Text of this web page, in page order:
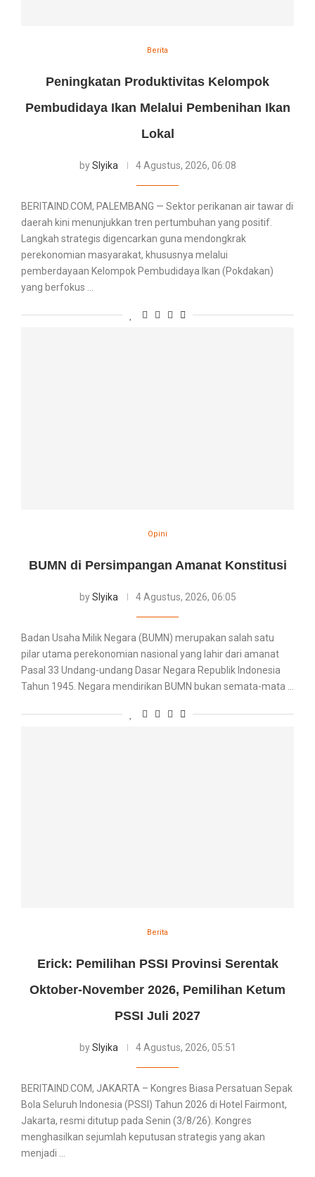
Berita
Peningkatan Produktivitas Kelompok
Pembudidaya Ikan Melalui Pembenihan Ikan
Lokal
bySlyika 4 Agustus, 2026, 06:08
BERITAIND.COM, PALEMBANG — Sektor perikanan air tawar di
daerah kini menunjukkan tren pertumbuhan yang positif.
Langkah strategis digencarkan guna mendongkrak
perekonomian masyarakat, khususnya melalui
pemberdayaan Kelompok Pembudidaya Ikan (Pokdakan)
yang berfokus …
Opini
BUMN di Persimpangan Amanat Konstitusi
bySlyika 4 Agustus, 2026, 06:05
Badan Usaha Milik Negara (BUMN) merupakan salah satu
pilar utama perekonomian nasional yang lahir dari amanat
Pasal 33 Undang-undang Dasar Negara Republik Indonesia
Tahun 1945. Negara mendirikan BUMN bukan semata-mata …
Berita
Erick: Pemilihan PSSI Provinsi Serentak
Oktober-November 2026, Pemilihan Ketum
PSSI Juli 2027
bySlyika 4 Agustus, 2026, 05:51
BERITAIND.COM, JAKARTA – Kongres Biasa Persatuan Sepak
Bola Seluruh Indonesia (PSSI) Tahun 2026 di Hotel Fairmont,
Jakarta, resmi ditutup pada Senin (3/8/26). Kongres
menghasilkan sejumlah keputusan strategis yang akan
menjadi …